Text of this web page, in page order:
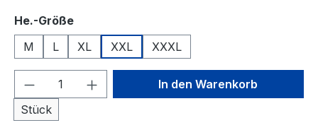
He.-Größeauswählen
M
L XL XXL XXXL
Produkt Anzahl: Gib den
Stück
In den Warenkorb